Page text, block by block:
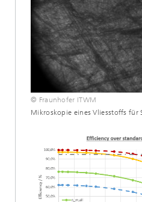
© Fraunhofer ITWM
Mikroskopie eines Vliesstoffs für